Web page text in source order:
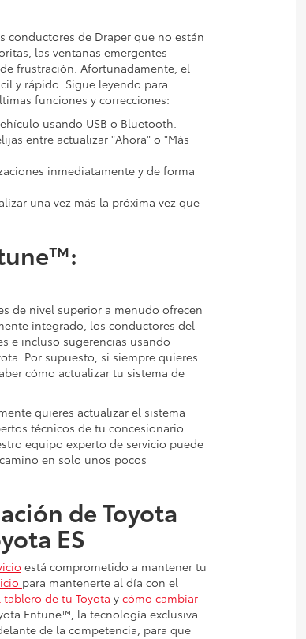
conductores de Draper que no están
las ventanas emergentes
frustración. Afortunadamente, el
y rápido. Sigue leyendo para
funciones y correcciones:
usando USB o Bluetooth.
entre actualizar "Ahora" o "Más
inmediatamente y de forma
una vez más la próxima vez que
de nivel superior a menudo ofrecen
integrado, los conductores del
e incluso sugerencias usando
Por supuesto, si siempre quieres
cómo actualizar tu sistema de
quieres actualizar el sistema
técnicos de tu concesionario
equipo experto de servicio puede
en solo unos pocos
de Toyota
ES
está comprometido a mantener tu
para mantenerte al día con el
tablero de tu Toyota y cómo cambiar
Entune™, la tecnología exclusiva
de la competencia, para que